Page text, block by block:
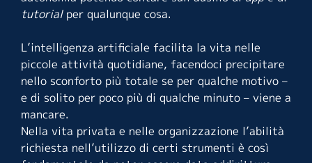
tutorialper qualunque cosa.
L’intelligenza artificiale facilita la vita nelle
piccole attività quotidiane, facendoci precipitare
nello sconforto più totale se per qualche motivo –
e di solito per poco più di qualche minuto – viene a
mancare.
Nella vita privata e nelle organizzazione l’abilità
richiesta nell’utilizzo di certi strumenti è così